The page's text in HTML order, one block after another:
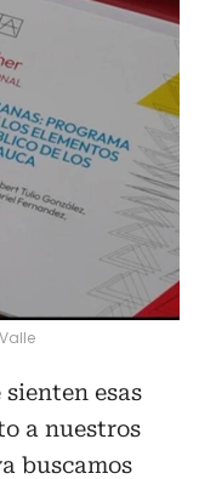
sienten esas
a nuestros
buscamos